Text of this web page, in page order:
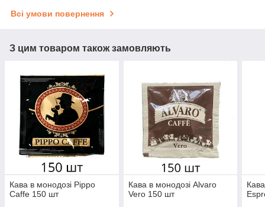
Всі умови повернення
З цим товаром також замовляють
Кава в монодозі Pippo
Caffe 150 шт
Кава в монодозі Alvaro
Vero 150 шт